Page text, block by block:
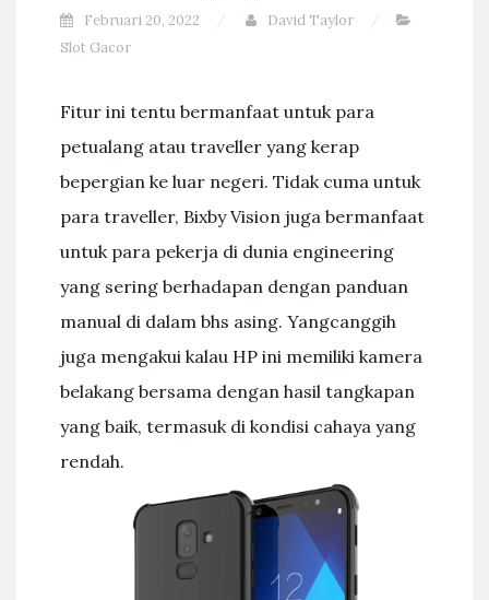
Februari 20, 2022
David Taylor
Slot Gacor
Fitur ini tentu bermanfaat untuk para
petualang atau traveller yang kerap
bepergian ke luar negeri. Tidak cuma untuk
para traveller, Bixby Vision juga bermanfaat
untuk para pekerja di dunia engineering
yang sering berhadapan dengan panduan
manual di dalam bhs asing. Yangcanggih
juga mengakui kalau HP ini memiliki kamera
belakang bersama dengan hasil tangkapan
yang baik, termasuk di kondisi cahaya yang
rendah.